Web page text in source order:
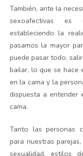
También, ante la
sexoafectivas es
estableciendo la
pasamos la mayor
puede pasar todo,
bailar, lo que se hace
en la cama y la
dispuesta a entender
cama.
Tanto las personas
para nuestras
sexualidad, estilos